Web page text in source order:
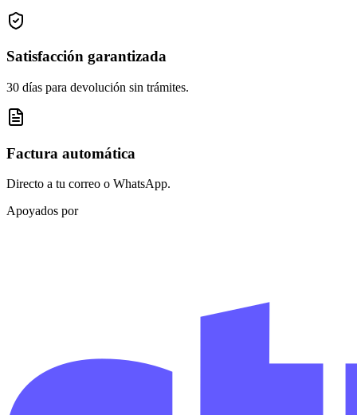
Satisfacción garantizada
30 días para devolución sin trámites.
Factura automática
Directo a tu correo o WhatsApp.
Apoyados por